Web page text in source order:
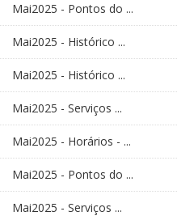
Mai2025 - Pontos do ...
Mai2025 - Histórico ...
Mai2025 - Histórico ...
Mai2025 - Serviços ...
Mai2025 - Horários - ...
Mai2025 - Pontos do ...
Mai2025 - Serviços ...